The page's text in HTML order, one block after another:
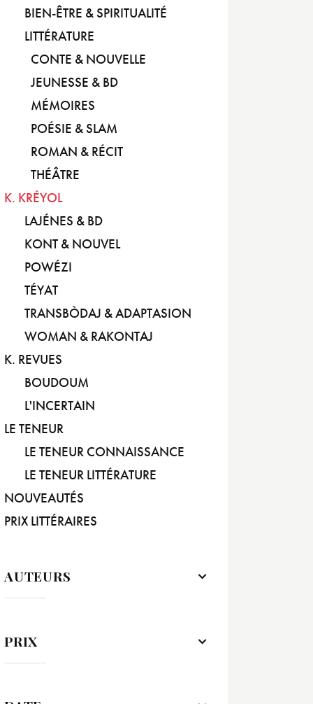
BIEN-ÊTRE & SPIRITUALITÉ
LITTÉRATURE
CONTE & NOUVELLE
JEUNESSE & BD
MÉMOIRES
POÉSIE & SLAM
ROMAN & RÉCIT
THÉÂTRE
K. KRÉYOL
LAJÉNES & BD
KONT & NOUVEL
POWÉZI
TÉYAT
TRANSBÒDAJ & ADAPTASION
WOMAN & RAKONTAJ
K. REVUES
BOUDOUM
L'INCERTAIN
LE TENEUR
LE TENEUR CONNAISSANCE
LE TENEUR LITTÉRATURE
NOUVEAUTÉS
PRIX LITTÉRAIRES
AUTEURS
PRIX